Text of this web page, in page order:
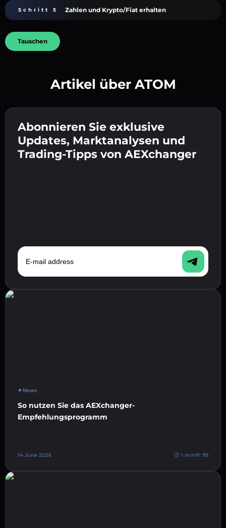
Gib deine Krypto-Wallet-Adresse ein 👉 fahre
mit dem nächsten Schritt fort.
Bestätige deine Identität 👉 fahre mit dem
letzten Schritt fort.
Schritt 5 Zahlen und Krypto/Fiat erhalten
Sende die Einzahlung 👉 erhalte Krypto oder
Fiat in deiner Wallet.
Tauschen
Artikel über ATOM
Abonnieren Sie exklusive
Updates, Marktanalysen und
Trading-Tipps von AEXchanger
E-mail address
News
So nutzen Sie das AEXchanger-
Empfehlungsprogramm
14 June 2026 1 min 99